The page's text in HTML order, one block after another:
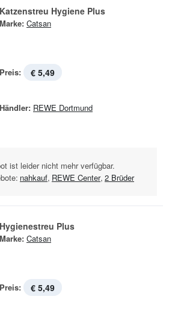
Katzenstreu Hygiene Plus
Marke: Catsan
Preis: € 5,49
Händler: REWE Dortmund
ist leider nicht mehr verfügbar.
nahkauf, REWE Center, 2 Brüder
Hygienestreu Plus
Marke: Catsan
Preis: € 5,49